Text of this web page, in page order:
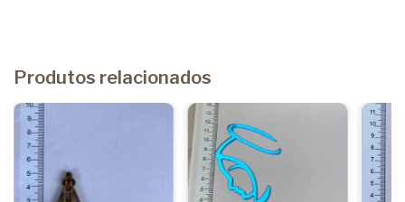
Produtos relacionados